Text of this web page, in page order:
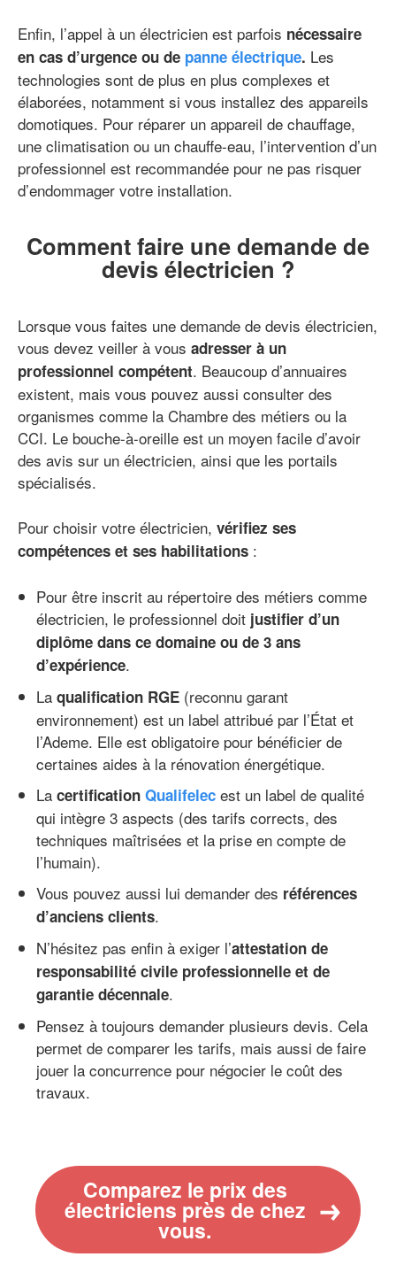
Enfin, l’appel à un électricien est parfois nécessaire
en cas d’urgence ou de panne électrique. Les
technologies sont de plus en plus complexes et
élaborées, notamment si vous installez des appareils
domotiques. Pour réparer un appareil de chauffage,
une climatisation ou un chauffe-eau, l’intervention d’un
professionnel est recommandée pour ne pas risquer
d’endommager votre installation.
Comment faire une demande de
devis électricien ?
Lorsque vous faites une demande de devis électricien,
vous devez veiller à vous adresser à un
professionnel compétent. Beaucoup d’annuaires
existent, mais vous pouvez aussi consulter des
organismes comme la Chambre des métiers ou la
CCI. Le bouche-à-oreille est un moyen facile d’avoir
des avis sur un électricien, ainsi que les portails
spécialisés.
Pour choisir votre électricien, vérifiez ses
compétences et ses habilitations :
Pour être inscrit au répertoire des métiers comme
électricien, le professionnel doit justifier d’un
diplôme dans ce domaine ou de 3 ans
d’expérience.
La qualification RGE (reconnu garant
environnement) est un label attribué par l’État et
l’Ademe. Elle est obligatoire pour bénéficier de
certaines aides à la rénovation énergétique.
La certification Qualifelec est un label de qualité
qui intègre 3 aspects (des tarifs corrects, des
techniques maîtrisées et la prise en compte de
l’humain).
Vous pouvez aussi lui demander des références
d’anciens clients.
N’hésitez pas enfin à exiger l’attestation de
responsabilité civile professionnelle et de
garantie décennale.
Pensez à toujours demander plusieurs devis. Cela
permet de comparer les tarifs, mais aussi de faire
jouer la concurrence pour négocier le coût des
travaux.
Comparez le prix des
électriciens près de chez
vous.